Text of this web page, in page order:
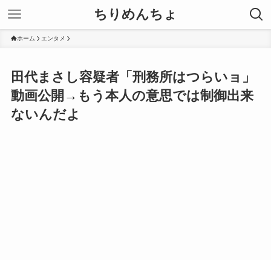
ちりめんちょ
ホーム エンタメ
田代まさし容疑者「刑務所はつらいョ」
動画公開→もう本人の意思では制御出来
ないんだよ